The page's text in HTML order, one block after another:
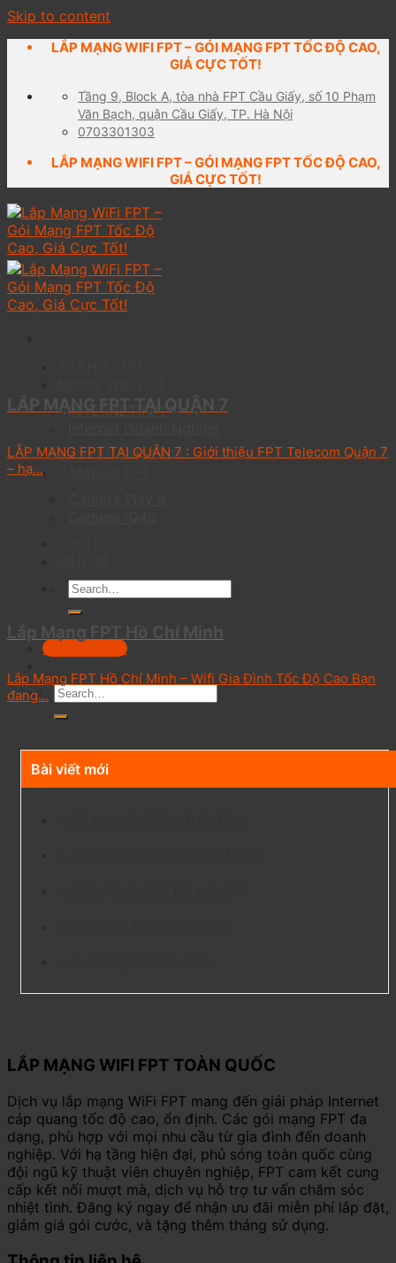
Skip to content
LẮP MẠNG WIFI FPT – GÓI MẠNG FPT TỐC ĐỘ CAO,
GIÁ CỰC TỐT!
Tầng 9, Block A, tòa nhà FPT Cầu Giấy, số 10 Phạm
Văn Bạch, quận Cầu Giấy, TP. Hà Nội
0703301303
LẮP MẠNG WIFI FPT – GÓI MẠNG FPT TỐC ĐỘ CAO,
GIÁ CỰC TỐT!
INTERNET FPT
TRUYỀN HÌNH FPT
0703301303
LẮP MẠNG FPT TẠI QUẬN 7
LẮP MẠNG FPT TẠI QUẬN 7 : Giới thiệu FPT Telecom Quận 7
– hạ...
Lắp Mạng FPT Hồ Chí Minh – Wifi Gia Đình Tốc Độ Cao Bạn
đang...
Bài viết mới
LẮP MẠNG WIFI FPT TOÀN QUỐC
Dịch vụ lắp mạng WiFi FPT mang đến giải pháp Internet
cáp quang tốc độ cao, ổn định. Các gói mạng FPT đa
dạng, phù hợp với mọi nhu cầu từ gia đình đến doanh
nghiệp. Với hạ tầng hiện đại, phủ sóng toàn quốc cùng
đội ngũ kỹ thuật viên chuyên nghiệp, FPT cam kết cung
cấp kết nối mượt mà, dịch vụ hỗ trợ tư vấn chăm sóc
nhiệt tình. Đăng ký ngay để nhận ưu đãi miễn phí lắp đặt,
giảm giá gói cước, và tặng thêm tháng sử dụng.